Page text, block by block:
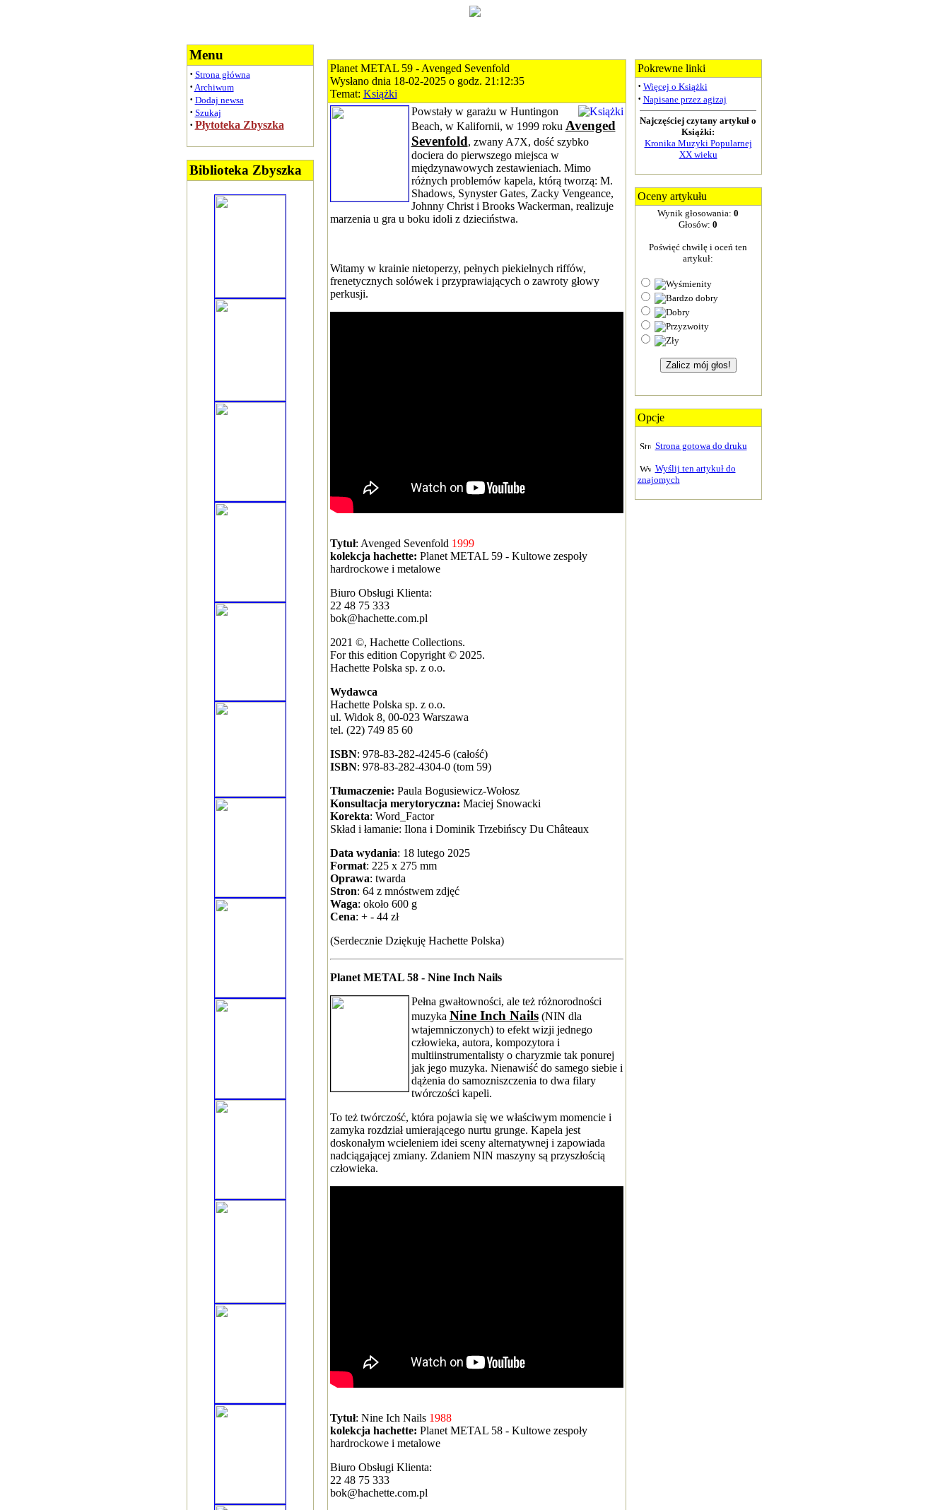
Menu
· Strona główna
· Archiwum
· Dodaj newsa
· Szukaj
· Płytoteka Zbyszka
Biblioteka Zbyszka
Planet METAL 59 - Avenged Sevenfold
Wysłano dnia 18-02-2025 o godz. 21:12:35
Temat: Książki
Powstały w garażu w Huntingon
Beach, w Kalifornii, w 1999 roku Avenged
Sevenfold, zwany A7X, dość szybko
dociera do pierwszego miejsca w
międzynawowych zestawieniach. Mimo
różnych problemów kapela, którą tworzą: M.
Shadows, Synyster Gates, Zacky Vengeance,
Johnny Christ i Brooks Wackerman, realizuje
marzenia u gra u boku idoli z dzieciństwa.
Witamy w krainie nietoperzy, pełnych piekielnych riffów,
frenetycznych solówek i przyprawiających o zawroty głowy
perkusji.
Tytuł: Avenged Sevenfold 1999
kolekcja hachette: Planet METAL 59 - Kultowe zespoły
hardrockowe i metalowe
Biuro Obsługi Klienta:
22 48 75 333
bok@hachette.com.pl
2021 ©, Hachette Collections.
For this edition Copyright © 2025.
Hachette Polska sp. z o.o.
Wydawca
Hachette Polska sp. z o.o.
ul. Widok 8, 00-023 Warszawa
tel. (22) 749 85 60
ISBN: 978-83-282-4245-6 (całość)
ISBN: 978-83-282-4304-0 (tom 59)
Tłumaczenie: Paula Bogusiewicz-Wołosz
Konsultacja merytoryczna: Maciej Snowacki
Korekta: Word_Factor
Skład i łamanie: Ilona i Dominik Trzebińscy Du Châteaux
Data wydania: 18 lutego 2025
Format: 225 x 275 mm
Oprawa: twarda
Stron: 64 z mnóstwem zdjęć
Waga: około 600 g
Cena: + - 44 zł
(Serdecznie Dziękuję Hachette Polska)
Planet METAL 58 - Nine Inch Nails
Pełna gwałtowności, ale też różnorodności
muzyka Nine Inch Nails(NIN dla
wtajemniczonych) to efekt wizji jednego
człowieka, autora, kompozytora i
multiinstrumentalisty o charyzmie tak ponurej
jak jego muzyka. Nienawiść do samego siebie i
dążenia do samozniszczenia to dwa filary
twórczości kapeli.
To też twórczość, która pojawia się we właściwym momencie i
zamyka rozdział umierającego nurtu grunge. Kapela jest
doskonałym wcieleniem idei sceny alternatywnej i zapowiada
nadciągającej zmiany. Zdaniem NIN maszyny są przyszłością
człowieka.
Tytuł: Nine Ich Nails1988
kolekcja hachette: Planet METAL 58 - Kultowe zespoły
hardrockowe i metalowe
Biuro Obsługi Klienta:
22 48 75 333
bok@hachette.com.pl
Pokrewne linki
· Więcej o Książki
· Napisane przez agizaj
Najczęściej czytany artykuł o
Książki:
Kronika Muzyki Popularnej
XX wieku
Oceny artykułu
Wynik głosowania: 0
Głosów: 0
Poświęć chwilę i oceń ten
artykuł:
Opcje
Strona gotowa do druku
Wyślij ten artykuł do
znajomych